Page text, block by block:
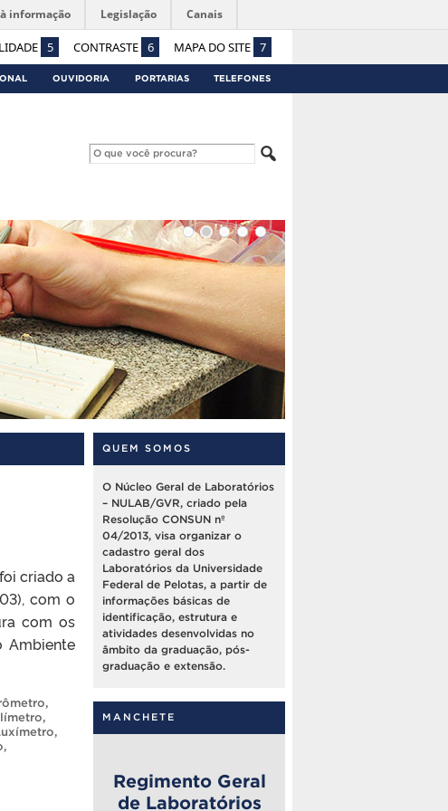
5 CONTRASTE 6 MAPA DO SITE 7
informação Legislação Canais
OUVIDORIA PORTARIAS TELEFONES
criado a
com o
com os
Ambiente
,
,
,
,
QUEM SOMOS
O Núcleo Geral de Laboratórios
– NULAB/GVR, criado pela
Resolução CONSUN nº
04/2013, visa organizar o
cadastro geral dos
Laboratórios da Universidade
Federal de Pelotas, a partir de
informações básicas de
identificação, estrutura e
atividades desenvolvidas no
âmbito da graduação, pós-
graduação e extensão.
MANCHETE
Regimento Geral
de Laboratórios